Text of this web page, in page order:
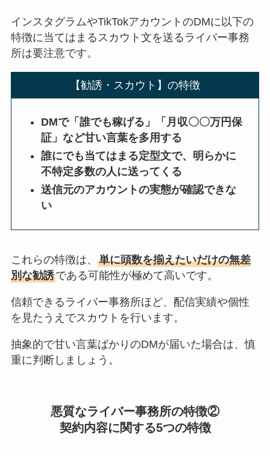
インスタグラムやTikTokアカウントのDMに以下の
特徴に当てはまるスカウト文を送るライバー事務
所は要注意です。
【勧誘・スカウト】の特徴
DMで「誰でも稼げる」「月収〇〇万円保
証」など甘い言葉を多用する
誰にでも当てはまる定型文で、明らかに
不特定多数の人に送ってくる
送信元のアカウントの実態が確認できな
い
これらの特徴は、 単に頭数を揃えたいだけの無差
別な勧誘である可能性が極めて高いです。
信頼できるライバー事務所ほど、配信実績や個性
を見たうえでスカウトを行います。
抽象的で甘い言葉ばかりのDMが届いた場合は、慎
重に判断しましょう。
悪質なライバー事務所の特徴②
契約内容に関する5つの特徴